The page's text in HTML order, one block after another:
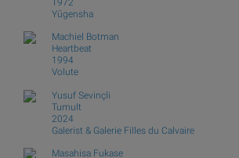
Yūgensha
Machiel Botman
Heartbeat
1994
Volute
Yusuf Sevinçli
Tumult
2024
Galerist & Galerie Filles du Calvaire
Masahisa Fukase